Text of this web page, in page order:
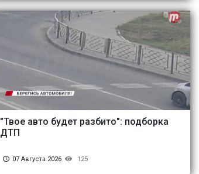
"Твое авто будет разбито": подборка
ДТП
07 Августа 2026 125